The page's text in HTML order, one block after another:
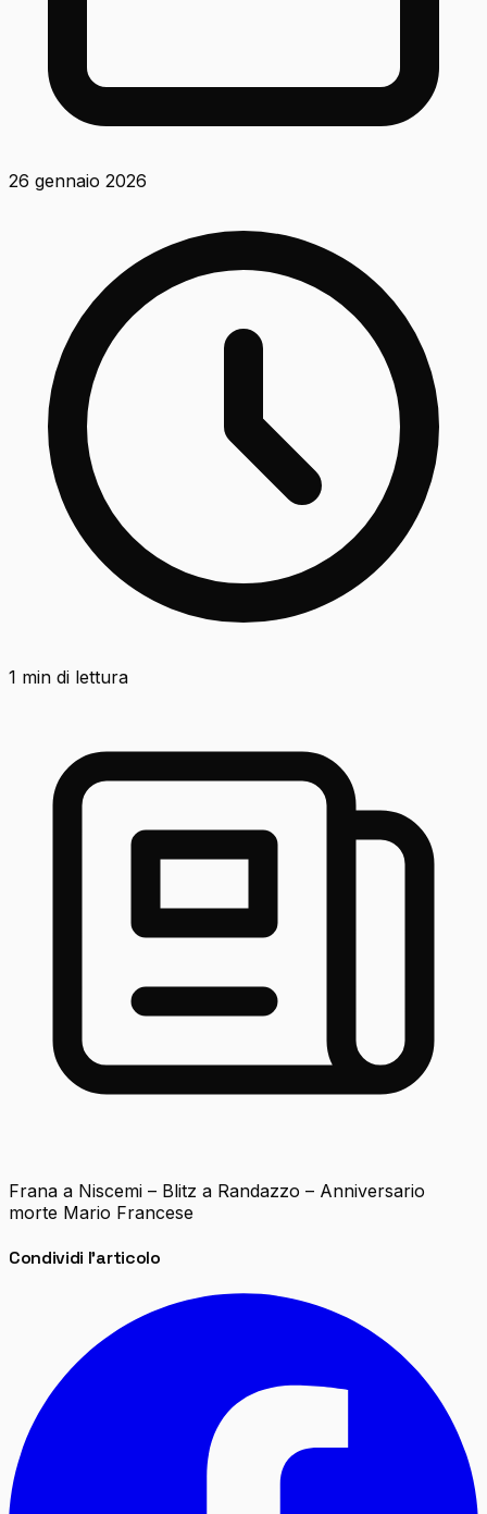
26 gennaio 2026
1 min di lettura
Frana a Niscemi – Blitz a Randazzo – Anniversario
morte Mario Francese
Condividi l'articolo